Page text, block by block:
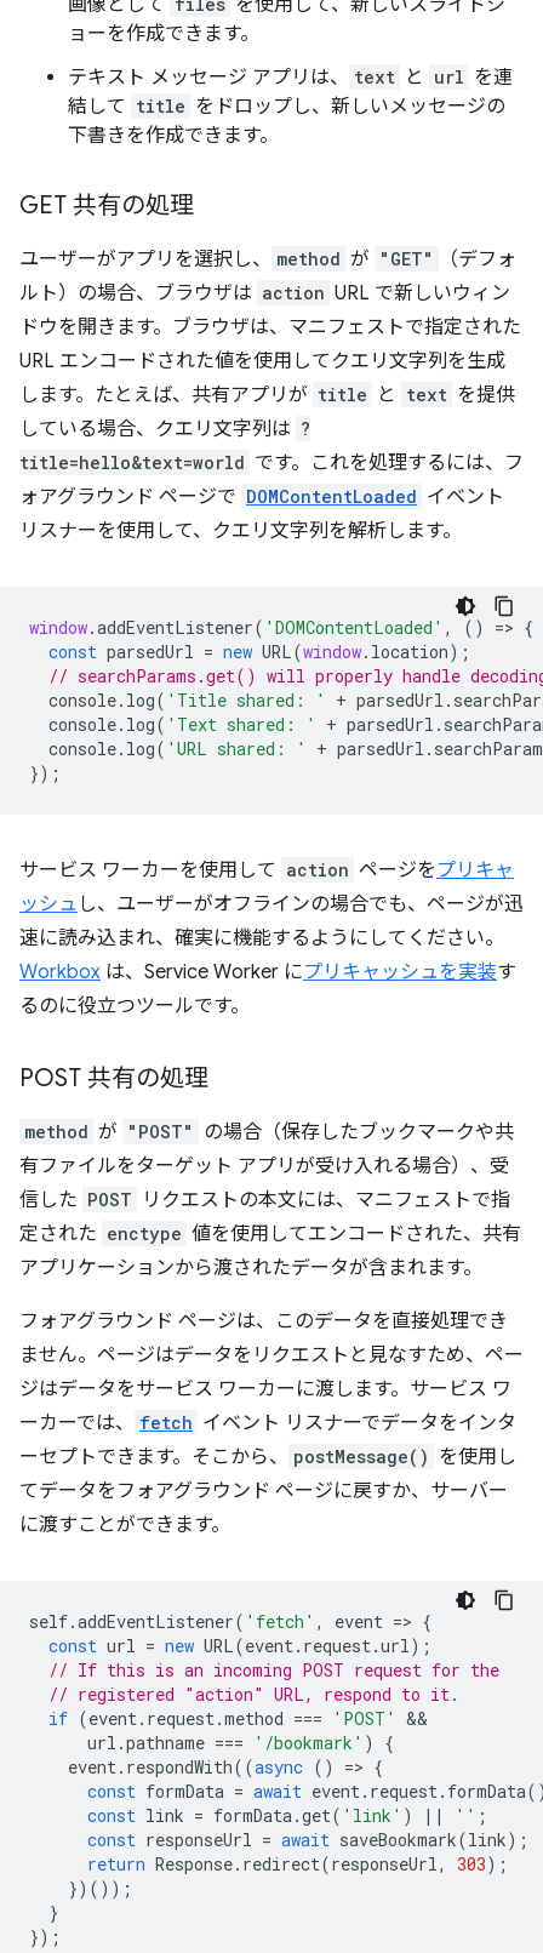
画像として
を使用して、新しいスライドシ
ョーを作成できます。
テキスト メッセージ アプリは、
text と url を連
結して title をドロップし、新しいメッセージの
下書きを作成できます。
GET 共有の処理
ユーザーがアプリを選択し、 method が "GET"
（デフォ
ルト）の場合、ブラウザは action URL で新しいウィン
ドウを開きます。ブラウザは、マニフェストで指定された
URL エンコードされた値を使用してクエリ文字列を生成
します。たとえば、共有アプリが title と text を提供
している場合、クエリ文字列は ?
title=hello&text=world です。これを処理するには、フ
ォアグラウンド ページで DOMContentLoaded イベント
リスナーを使用して、クエリ文字列を解析します。
window.addEventListener( 'DOMContentLoaded' , () => {
const parsedUrl = new URL(window. location);
// searchParams.get() will properly handle
console. log( 'Title shared: ' + parsedUrl .
console. log( 'Text shared: ' + parsedUrl .
console. log( 'URL shared: ' + parsedUrl .
});
サービス ワーカーを使用して action ページを プリキャ
ッシュ し、ユーザーがオフラインの場合でも、ページが迅
速に読み込まれ、確実に機能するようにしてください。
Workbox は、Service Worker にプリキャッシュを実装す
るのに役立つツールです。
POST 共有の処理
method が "POST"
の場合（保存したブックマークや共
有ファイルをターゲット アプリが受け入れる場合）、受
信した POST
リクエストの本文には、マニフェストで指
定された enctype 値を使用してエンコードされた、共有
アプリケーションから渡されたデータが含まれます。
フォアグラウンド ページは、このデータを直接処理でき
ません。ページはデータをリクエストと見なすため、ペー
ジはデータをサービス ワーカーに渡します。サービス ワ
ーカーでは、
fetch イベント リスナーでデータをインタ
ーセプトできます。そこから、
postMessage() を使用し
てデータをフォアグラウンド ページに戻すか、サーバー
に渡すことができます。
self.addEventListener( 'fetch' , event => {
const url = new URL(event. request.url);
// If this is an incoming POST request for the
// registered "action" URL, respond to it.
if (event. request.method === 'POST'
url .pathname === '/bookmark' )
{
event. respondWith((async () => {
const formData = await event. request. formData
const link = formData.get( 'link' ) || '' ;
const responseUrl = await saveBookmark(link);
return Response. redirect(responseUrl, 303);
})());
}
});